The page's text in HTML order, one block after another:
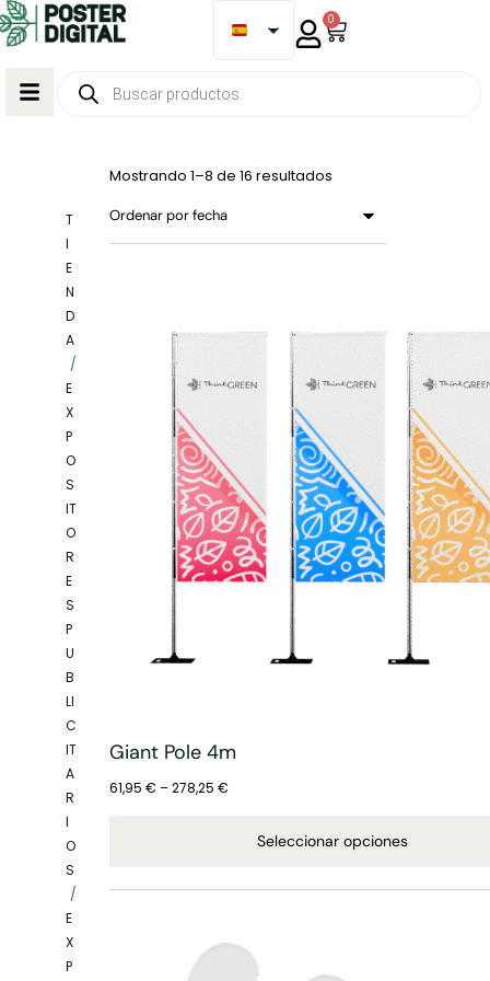
0
T
I
E
N
D
A
/
E
X
P
O
S
IT
O
R
E
S
P
U
B
LI
C
IT
A
R
I
O
S
/
E
X
P
Mostrando 1–8 de 16 resultados
Giant Pole 4m
61,95 € –278,25 €
Seleccionar opciones